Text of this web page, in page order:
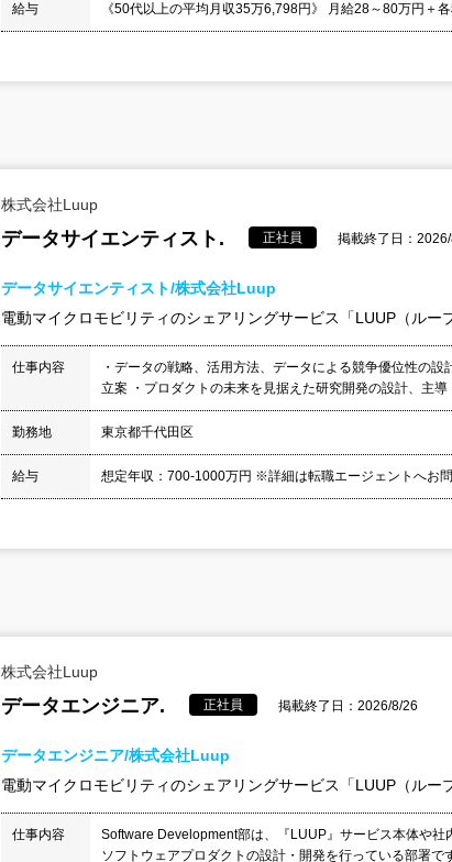
給与 《50代以上の平均月収35万6,798円》 月給28～80万円＋
株式会社Luup
データサイエンティスト. 正社員 掲載終了日：
データサイエンティスト/株式会社Luup
電動マイクロモビリティのシェアリングサービス「LUUP（ルー
仕事内容
・データの戦略、活用方法、データによる競争優位性の
立案 ・プロダクトの未来を見据えた研究開発の設計、主導
勤務地 東京都千代田区
給与 想定年収：700-1000万円 ※詳細は転職エージェントへお問
株式会社Luup
データエンジニア. 正社員 掲載終了日：2026/8/26
データエンジニア/株式会社Luup
電動マイクロモビリティのシェアリングサービス「LUUP（ルー
仕事内容
Software Development部は、『LUUP』サービス本体や
ソフトウェアプロダクトの設計・開発を行っている部署で